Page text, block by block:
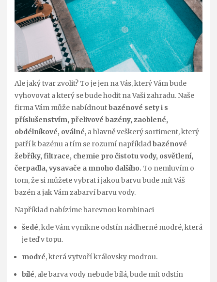
Ale jaký tvar zvolit? To je jen na Vás, který Vám bude
vyhovovat a který se bude hodit na Vaši zahradu. Naše
firma Vám může nabídnoutbazénové sety i s
příslušenstvím, přelivové bazény, zaoblené,
obdélníkové, oválné, a hlavně veškerý sortiment, který
patří k bazénu a tím se rozumí například bazénové
žebříky, filtrace, chemie pro čistotu vody, osvětlení,
čerpadla, vysavače a mnoho dalšího. To nemluvím o
tom, že si můžete vybrat i jakou barvu bude mít Váš
bazén a jak Vám zabarví barvu vody.
Například nabízíme barevnou kombinaci
šedé, kde Vám vynikne odstín nádherné modré, která
je teď v topu.
modré, která vytvoří královsky modrou.
bílé, ale barva vody nebude bílá, bude mít odstín